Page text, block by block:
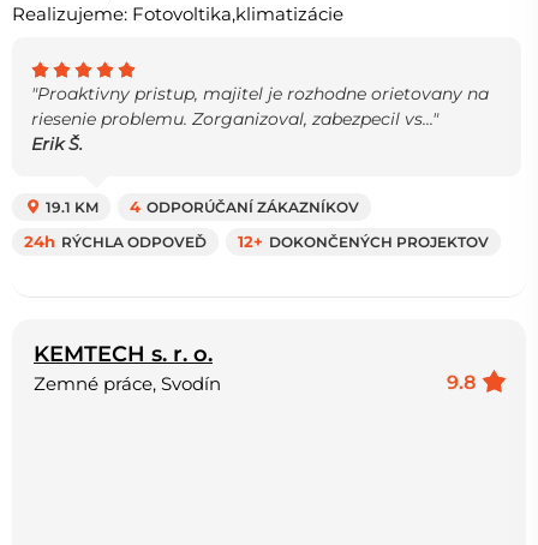
Realizujeme: Fotovoltika,klimatizácie
"Proaktivny pristup, majitel je rozhodne orietovany na
riesenie problemu. Zorganizoval, zabezpecil vs..."
Erik Š.
19.1 KM 4 ODPORÚČANÍ ZÁKAZNÍKOV
24h RÝCHLA ODPOVEĎ 12+ DOKONČENÝCH PROJEKTOV
KEMTECH s. r. o.
9.8
Zemné práce, Svodín